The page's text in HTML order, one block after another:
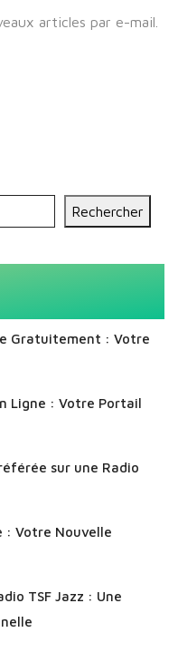
articles par e-mail.
Rechercher
Gratuitement : Votre
Ligne : Votre Portail
sur une Radio
: Votre Nouvelle
TSF Jazz : Une